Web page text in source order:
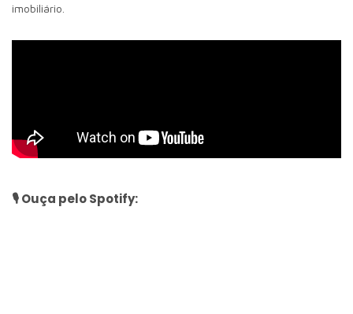
imobiliário.
🎙 Ouça pelo Spotify: